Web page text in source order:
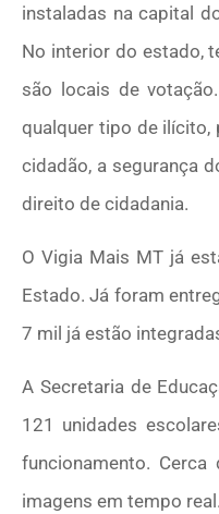
instaladas na capital
No interior do estado,
são locais de
qualquer tipo de ilícito,
cidadão, a segurança
direito de cidadania.
O Vigia Mais MT já
Estado. Já foram
7 mil já estão
A Secretaria de
121 unidades
funcionamento.
imagens em tempo real.